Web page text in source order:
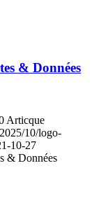
& Données
Articque
10/logo-
10-27
& Données